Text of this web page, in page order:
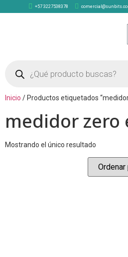
+57 3227538378
Inicio / Productos etiquetados
medidor zero
Mostrando el único resultado